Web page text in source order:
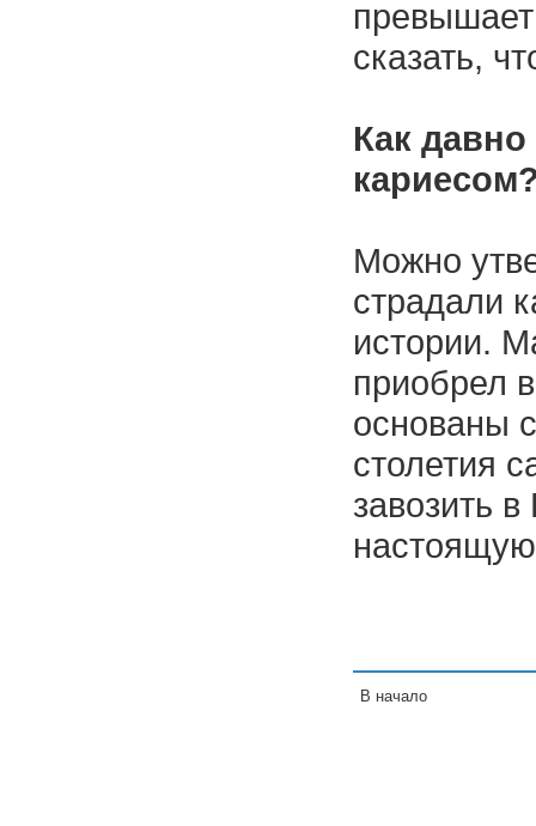
сказать,
Как
Можно
страдали
истории.
приобрел
основаны
столетия
завозить
В начало